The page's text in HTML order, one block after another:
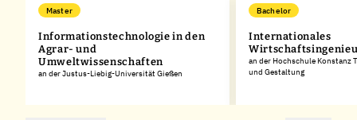
Master
Informationstechnologie in den
Agrar- und
Umweltwissenschaften
an der Justus-Liebig-Universität Gießen
Bachelor
Internationales
an der Hochschule Konstanz
und Gestaltung